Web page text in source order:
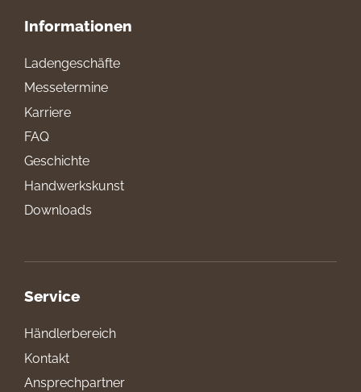
Informationen
Ladengeschäfte
Messetermine
Karriere
FAQ
Geschichte
Handwerkskunst
Downloads
Service
Händlerbereich
Kontakt
Ansprechpartner